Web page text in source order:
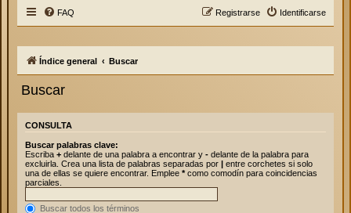
FAQ Identificarse
Registrarse
Índice general Buscar
Buscar
CONSULTA
Buscar palabras clave:
Escriba + delante de una palabra a encontrar y - delante de la palabra para
excluirla. Crea una lista de palabras separadas por | entre corchetes si solo
una de ellas se quiere encontrar. Emplee *como comodín para coincidencias
parciales.
Buscar todos los términos